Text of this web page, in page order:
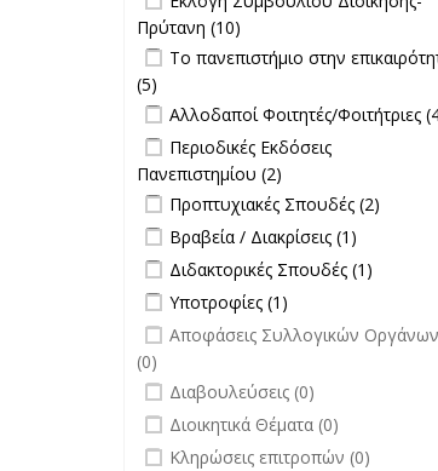
Πρύτανη filter
Πρύτανη (10)
Διοίκησης-Πρύτανη filter
Apply Το πανεπιστήμιο στην
επικαιρότητα filter
Το πανεπιστήμιο στην
(5)
επικαιρότητα filter
Apply Αλλοδαποί Φοιτητές/
Φοιτήτριες filter
Αλλοδαποί Φοιτητές/Φοιτήτριες
Apply Περιοδικές Εκδόσεις
Πανεπιστημίου filter
Περιοδικές Εκδόσεις
Πανεπιστημίου (2)
Εκδόσεις
Πανεπιστημίου filter
Apply Προπτυχιακές Σπουδές
Προπτυχιακές Σπουδές (2)
Apply Βραβεία / Διακρίσεις filter
Βραβεία / Διακρίσεις (1)
Διακρίσεις
Apply Διδακτορικές Σπουδές filter
Διδακτορικές Σπουδές (1)
filter
Apply Υποτροφίες filter
Υποτροφίες (1)
undefined
Αποφάσεις Συλλογικών Οργάνων
(0)
undefined
Διαβουλεύσεις (0)
undefined
Διοικητικά Θέματα (0)
undefined
Κληρώσεις επιτροπών (0)